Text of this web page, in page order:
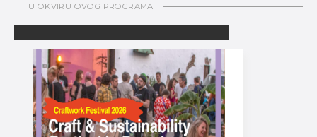
U OKVIRU OVOG PROGRAMA